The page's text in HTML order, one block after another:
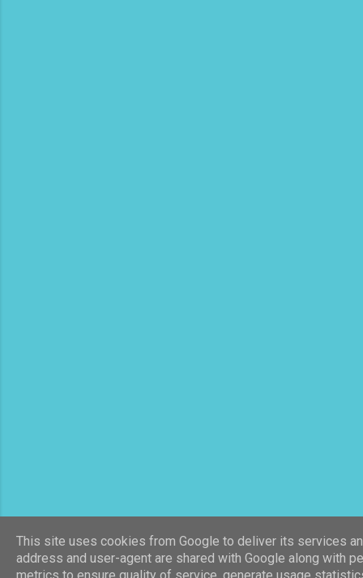
This site uses cookies from Google to deliver its services
address and user-agent are shared with Google along with